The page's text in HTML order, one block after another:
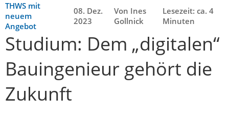
THWS mit
neuem
Angebot
08. Dez.
2023
Von Ines
Gollnick
Lesezeit: ca. 4
Minuten
Studium: Dem „digitalen“
Bauingenieur gehört die
Zukunft